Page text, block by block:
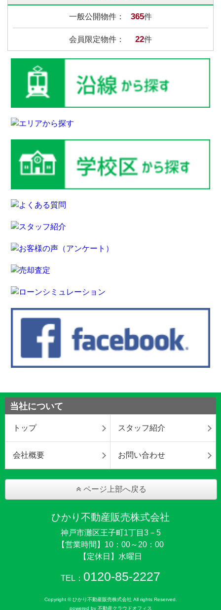
一般公開物件： 365件
会員限定物件： 22件
当社について
トップ スタッフ紹介
会社概要 お問い合わせ
ページ上部へ戻る
ひかり不動産販売株式会社
神戸市灘区王子町1丁目3－5
【営業時間】10：00～20：00
【定休日】水曜日
TEL： 0120-85-2227
Copyright © ひかり不動産販売株式会社 All rights Reserved.
powered by 不動産クラウドオフィス